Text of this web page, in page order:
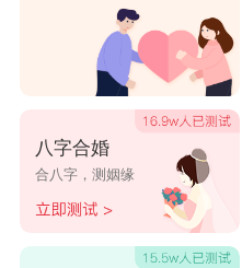
八字合婚
合八字，测姻缘